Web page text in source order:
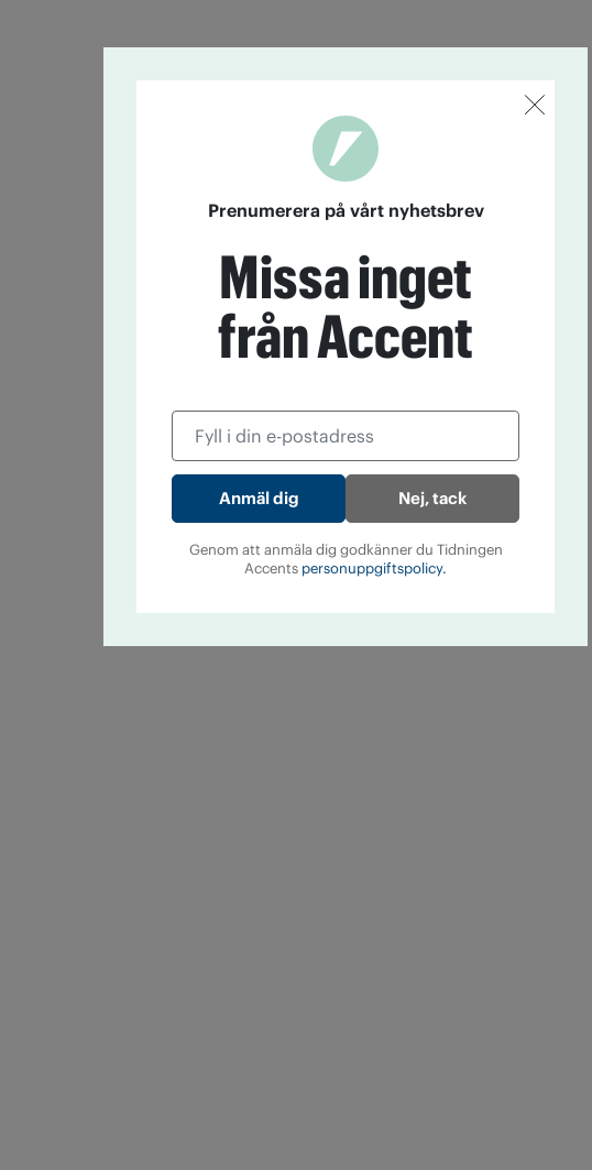
Prenumerera på vårt nyhetsbrev
Missa inget
från Accent
Nej, tack
Genom att anmäla dig godkänner du Tidningen
Accents personuppgiftspolicy.